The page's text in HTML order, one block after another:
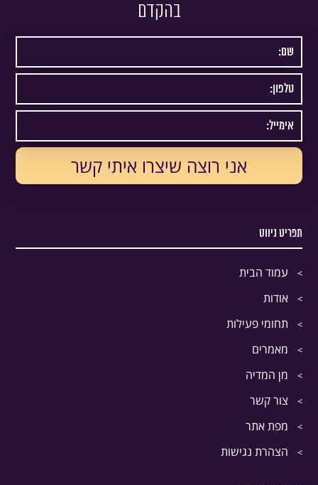
בהקדם
תפריט ניווט
עמוד הבית
אודות
תחומי פעילות
מאמרים
מן המדיה
צור קשר
מפת אתר
הצהרת נגישות